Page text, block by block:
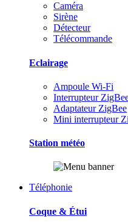
Caméra
Sirène
Détecteur
Télécommande
Eclairage
Ampoule Wi-Fi
Interrupteur
Adaptateur ZigBee
Mini interrupteur
Station météo
Téléphonie
Coque & Étui